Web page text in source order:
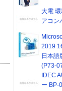
大電
アコン
2019
日本語
(P73-
IDEC
ー BP-